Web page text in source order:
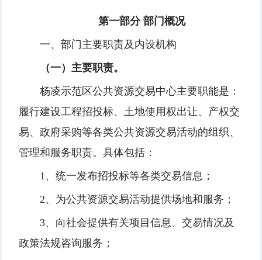
第一部分 部门概况
一、部门主要职责及内设机构
（一）主要职责。
杨凌示范区公共资源交易中心主要职能是：
履行建设工程招投标、土地使用权出让、产权交
易、政府采购等各类公共资源交易活动的组织、
管理和服务职责。具体包括：
1、统一发布招投标等各类交易信息；
2、为公共资源交易活动提供场地和服务；
3、向社会提供有关项目信息、交易情况及
政策法规咨询服务；